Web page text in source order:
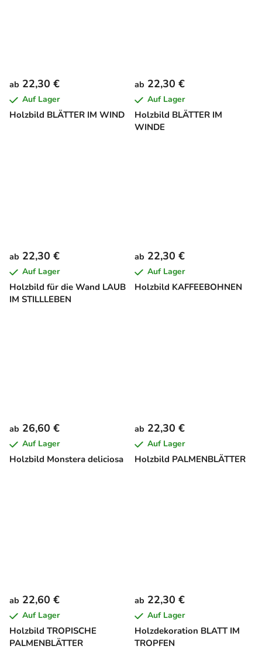
Holzbild BLÄTTER IM WIND
ab 22,30 €
Auf Lager
Holzbild BLÄTTER IM
WINDE
ab 22,30 €
Auf Lager
Holzbild für die Wand LAUB
IM STILLLEBEN
ab 22,30 €
Auf Lager
Holzbild KAFFEEBOHNEN
ab 22,30 €
Auf Lager
Holzbild Monstera deliciosa
ab 26,60 €
Auf Lager
Holzbild PALMENBLÄTTER
ab 22,30 €
Auf Lager
Holzbild TROPISCHE
PALMENBLÄTTER
ab 22,60 €
Auf Lager
Holzdekoration BLATT IM
TROPFEN
ab 22,30 €
Auf Lager